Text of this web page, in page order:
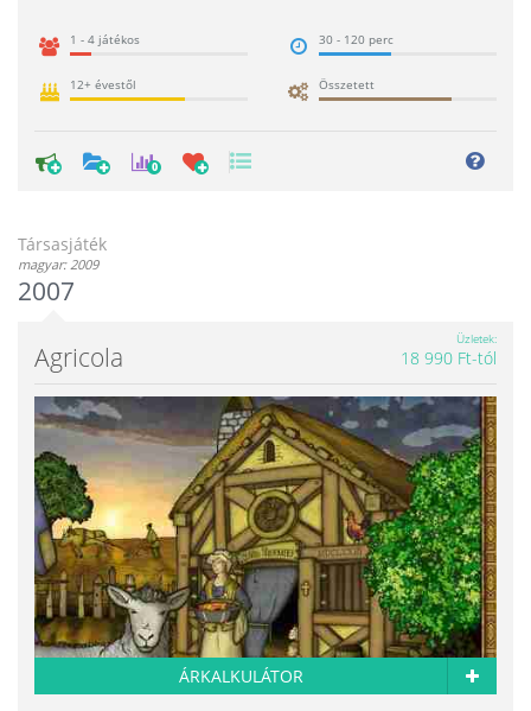
1 - 4 játékos 30 - 120 perc
12+ évestől Összetett
0
Társasjáték
magyar: 2009
2007
Agricola
Üzletek
18 990 Ft-tól
ÁRKALKULÁTOR